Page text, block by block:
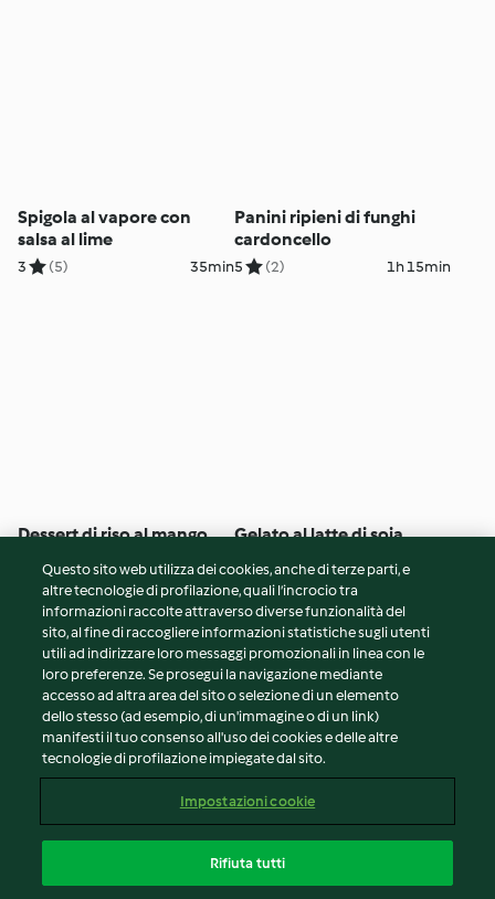
Spigola al vapore con
salsa al lime
3 (5) 35min
Panini ripieni di funghi
cardoncello
5 (2) 1h 15min
Dessert di riso al mango
(10) 55min
Gelato al latte di soia
5 (10)
© Copyright 2026
Termini del servizio
Informativa sulla privacy
Avvertenze generali
Note legali
Contenuto del rapporto
Dichiarazione di accessibilità
Questo sito web utilizza dei cookies, anche di terze parti, e
altre tecnologie di profilazione, quali l’incrocio tra
informazioni raccolte attraverso diverse funzionalità del
sito, al fine di raccogliere informazioni statistiche sugli utenti
utili ad indirizzare loro messaggi promozionali in linea con le
loro preferenze. Se prosegui la navigazione mediante
accesso ad altra area del sito o selezione di un elemento
dello stesso (ad esempio, di un'immagine o di un link)
manifesti il tuo consenso all'uso dei cookies e delle altre
tecnologie di profilazione impiegate dal sito.
Impostazioni cookie
Rifiuta tutti